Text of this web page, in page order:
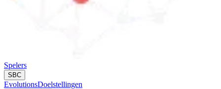
Spelers
SBC
EvolutionsDoelstellingen